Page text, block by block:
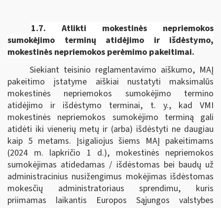
1.7.
Atlikti mokestinės nepriemokos
sumokėjimo terminų atidėjimo ir išdėstymo,
mokestinės nepriemokos perėmimo pakeitimai.
Siekiant teisinio reglamentavimo aiškumo, MAĮ
pakeitimo įstatyme aiškiai nustatyti maksimalūs
mokestinės nepriemokos sumokėjimo termino
atidėjimo ir išdėstymo terminai, t. y., kad VMI
mokestinės nepriemokos sumokėjimo terminą gali
atidėti iki vienerių metų ir (arba) išdėstyti ne daugiau
kaip 5 metams. Įsigaliojus šiems MAĮ pakeitimams
(2024 m. lapkričio 1 d.), mokestinės nepriemokos
sumokėjimas atidedamas / išdėstomas bei baudų už
administracinius nusižengimus mokėjimas išdėstomas
mokesčių administratoriaus sprendimu, kuris
priimamas laikantis Europos Sąjungos valstybes